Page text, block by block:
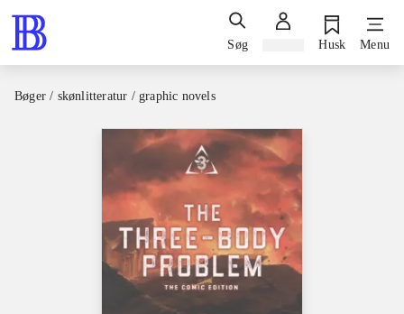
Søg Husk Menu
Bøger / skønlitteratur / graphic novels